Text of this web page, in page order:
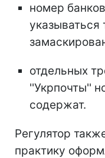
номер
указываться
отдельных
''Укрпочты''
содержат.
Регулятор
практику